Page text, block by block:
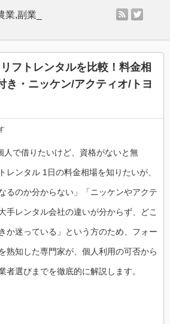
,副業_
rss
フトレンタルを比較！料金相
き・ニッケン/アクティオ/トヨ
人で借りたいけど、資格がないと無
レンタル 1日の料金相場を知りたいが、
るのか分からない」「ニッケンやアクテ
手レンタル会社の違いが分からず、どこ
か迷っている」という方のため、フォー
熟知した専門家が、個人利用の可否から
者選びまでを徹底的に解説します。